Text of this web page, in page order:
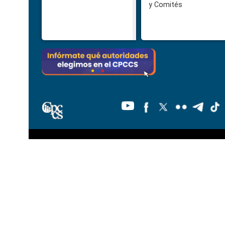
y Comités